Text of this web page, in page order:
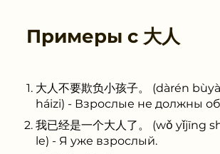
Примеры с 大人
大人不要欺负小孩子。 (dàrén
háizi) - Взрослые не должны
我已经是一个大人了。 (wǒ yǐjīng
le) - Я уже взрослый.